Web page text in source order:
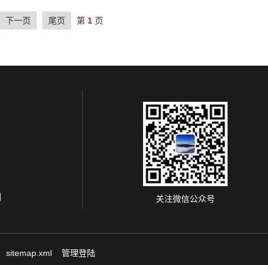
下一页 尾页 第 1页
关注微信公众号
sitemap.xml 管理登陆